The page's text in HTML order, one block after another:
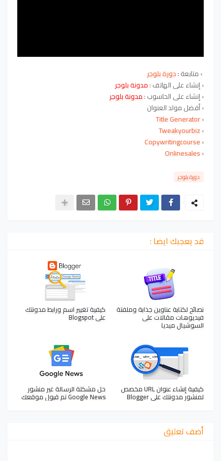
› متابعة:دورة بلوجر
› إنشاء على الهاتف :مدونة بلوجر
› إنشاء على الحاسوب :مدونة بلوجر
›أفضل مولد العنوان
›
Title Generator
›
Tweakyourbiz
›
Copywritingcourse
›
Onlinesales
دورة بلوجر
قد يعجبك ايضا :
نصائح لكتابة عناوين جذابة وملفتة
فيديوهات مقالات على
السوشيال ميديا
كيفية تغيير اسم ورابط مدونتك
على Blogspot
كيفية إنشاء عنوان URL مخصص
لمنشور مدونتك على Blogger
حل مشكلة الرسالة غير منشور
Google News تم قبول موقعك
أضف تعليق